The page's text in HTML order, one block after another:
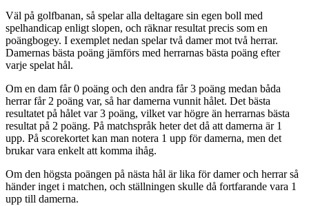
Väl på golfbanan, så spelar alla deltagare sin egen boll med
spelhandicap enligt slopen, och räknar resultat precis som en
poängbogey. I exemplet nedan spelar två damer mot två herrar.
Damernas bästa poäng jämförs med herrarnas bästa poäng efter
varje spelat hål.
Om en dam får 0 poäng och den andra får 3 poäng medan båda
herrar får 2 poäng var, så har damerna vunnit hålet. Det bästa
resultatet på hålet var 3 poäng, vilket var högre än herrarnas bästa
resultat på 2 poäng. På matchspråk heter det då att damerna är 1
upp. På scorekortet kan man notera 1 upp för damerna, men det
brukar vara enkelt att komma ihåg.
Om den högsta poängen på nästa hål är lika för damer och herrar så
händer inget i matchen, och ställningen skulle då fortfarande vara 1
upp till damerna.